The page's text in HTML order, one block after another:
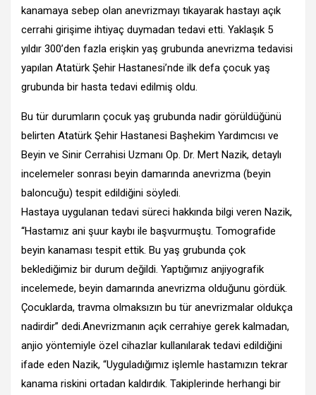
kanamaya sebep olan anevrizmayı tıkayarak hastayı açık
cerrahi girişime ihtiyaç duymadan tedavi etti. Yaklaşık 5
yıldır 300’den fazla erişkin yaş grubunda anevrizma tedavisi
yapılan Atatürk Şehir Hastanesi’nde ilk defa çocuk yaş
grubunda bir hasta tedavi edilmiş oldu.
Bu tür durumların çocuk yaş grubunda nadir görüldüğünü
belirten Atatürk Şehir Hastanesi Başhekim Yardımcısı ve
Beyin ve Sinir Cerrahisi Uzmanı Op. Dr. Mert Nazik, detaylı
incelemeler sonrası beyin damarında anevrizma (beyin
baloncuğu) tespit edildiğini söyledi.
Hastaya uygulanan tedavi süreci hakkında bilgi veren Nazik,
“Hastamız ani şuur kaybı ile başvurmuştu. Tomografide
beyin kanaması tespit ettik. Bu yaş grubunda çok
beklediğimiz bir durum değildi. Yaptığımız anjiyografik
incelemede, beyin damarında anevrizma olduğunu gördük.
Çocuklarda, travma olmaksızın bu tür anevrizmalar oldukça
nadirdir” dedi.Anevrizmanın açık cerrahiye gerek kalmadan,
anjio yöntemiyle özel cihazlar kullanılarak tedavi edildiğini
ifade eden Nazik, “Uyguladığımız işlemle hastamızın tekrar
kanama riskini ortadan kaldırdık. Takiplerinde herhangi bir